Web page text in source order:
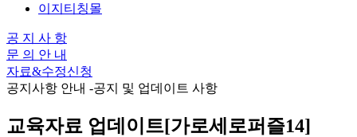
이지티칭몰
공 지 사 항
문 의 안 내
자료&수정신청
공지사항 안내 -공지 및 업데이트 사항
교육자료 업데이트[가로세로퍼즐14]